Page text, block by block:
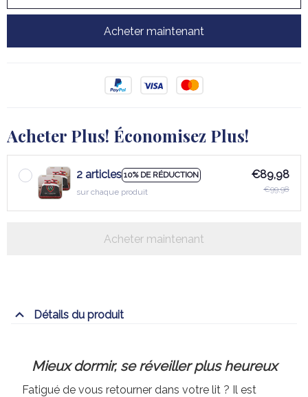
Acheter maintenant
Acheter Plus! Économisez Plus!
2 articles 10% DE RÉDUCTION
sur chaque produit
€89,98
€99,98
Acheter maintenant
Détails du produit
Mieux dormir, se réveiller plus heureux
Fatigué de vous retourner dans votre lit ? Il est